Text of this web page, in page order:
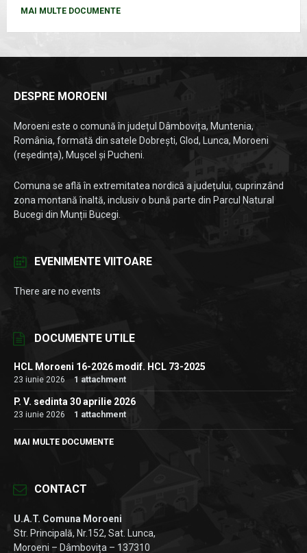
MAI MULTE DOCUMENTE
DESPRE MOROENI
Moroeni este o comună în județul Dâmbovița, Muntenia,
România, formată din satele Dobrești, Glod, Lunca, Moroeni
(reședința), Mușcel și Pucheni.
Comuna se află în extremitatea nordică a județului, cuprinzând
zona montană înaltă, inclusiv o bună parte din Parcul Natural
Bucegi din Munții Bucegi.
EVENIMENTE VIITOARE
There are no events
DOCUMENTE UTILE
HCL Moroeni 16-2026 modif. HCL 73-2025
23 iunie 2026 1 attachment
P. V. sedinta 30 aprilie 2026
23 iunie 2026 1 attachment
MAI MULTE DOCUMENTE
CONTACT
U.A.T. Comuna Moroeni
Str. Principală, Nr.152, Sat. Lunca,
Moroeni – Dâmbovița – 137310